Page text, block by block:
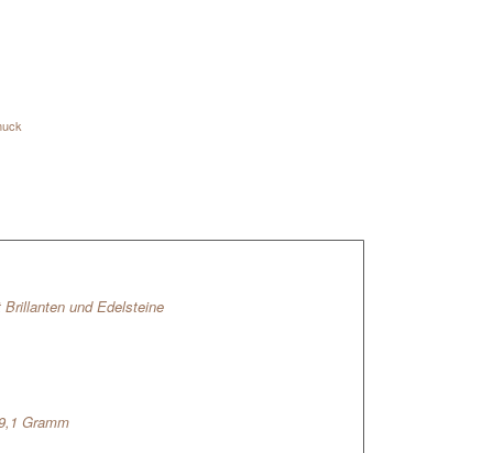
und Edelsteine
Gramm